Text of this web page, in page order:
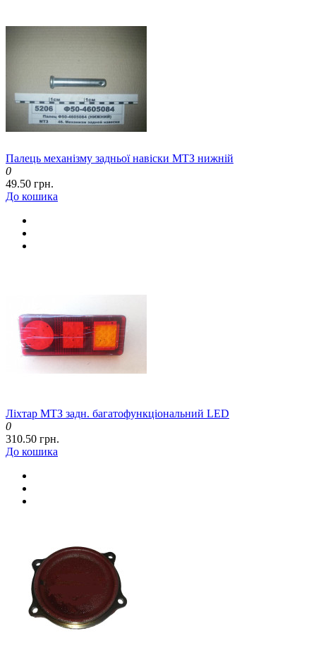
Палець механізму задньої навіски МТЗ нижній
0
49.50 грн.
До кошика
Ліхтар МТЗ задн. багатофункціональний LED
0
310.50 грн.
До кошика